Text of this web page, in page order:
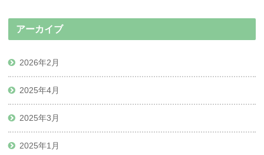
アーカイブ
2026年2月
2025年4月
2025年3月
2025年1月